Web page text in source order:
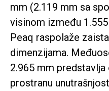
mm (2.119 mm sa
visinom između
Peaq raspolaže
dimenzijama.
2.965 mm
prostranu